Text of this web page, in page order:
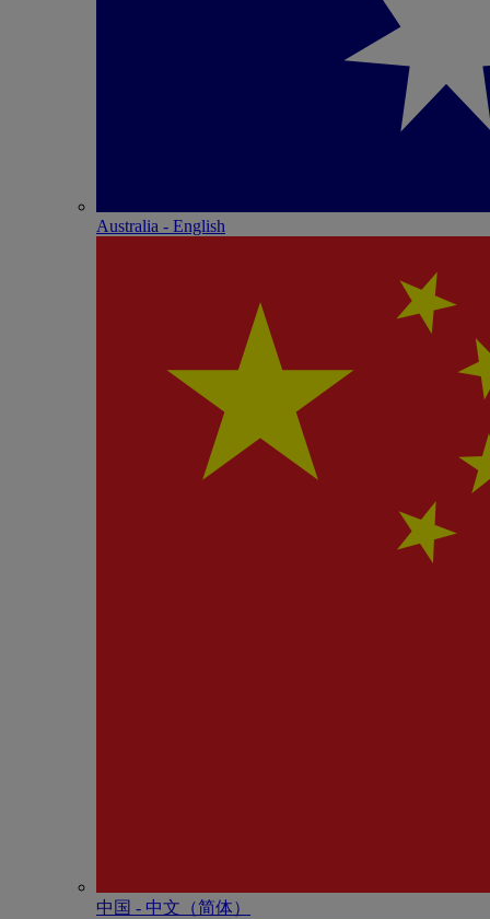
Australia - English
中国 - 中⽂（简体）